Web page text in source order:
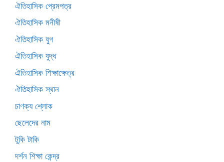
ঐতিহাসিক প্রেমপত্র
ঐতিহাসিক মনীষী
ঐতিহাসিক যুগ
ঐতিহাসিক যুদ্ধ
ঐতিহাসিক শিক্ষাক্ষেত্র
ঐতিহাসিক স্থান
চাণক্য শ্লোক
ছেলেদের নাম
টুকি টাকি
দর্শন শিক্ষা কেন্দ্র